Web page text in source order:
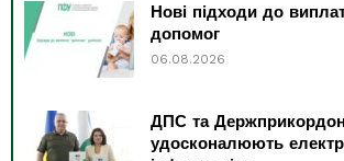
Нові підходи до
допомог
06.08.2026
ДПС та
удосконалюють